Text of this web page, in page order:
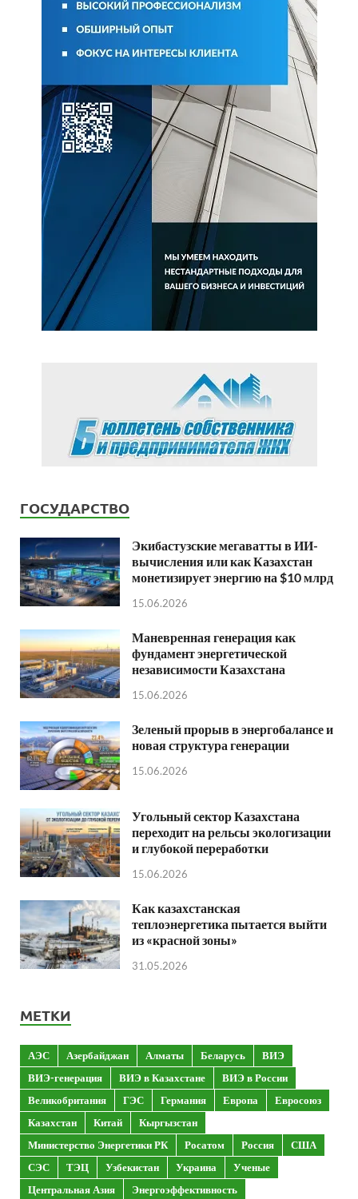
ГОСУДАРСТВО
Экибастузские мегаватты в ИИ-
вычисления или как Казахстан
монетизирует энергию на $10 млрд
15.06.2026
Маневренная генерация как
фундамент энергетической
независимости Казахстана
15.06.2026
Зеленый прорыв в энергобалансе и
новая структура генерации
15.06.2026
Угольный сектор Казахстана
переходит на рельсы экологизации
и глубокой переработки
15.06.2026
Как казахстанская
теплоэнергетика пытается выйти
из «красной зоны»
31.05.2026
МЕТКИ
АЭС Азербайджан Алматы Беларусь
ВИЭ
ВИЭ-генерация
ВИЭ в Казахстане
ВИЭ в России
Великобритания
ГЭС Германия Европа
Евросоюз
Казахстан
Китай
Кыргызстан
Министерство Энергетики РК
Росатом Россия
США
СЭС
ТЭЦ Узбекистан Украина
Ученые
Центральная Азия
Энергоэффективность